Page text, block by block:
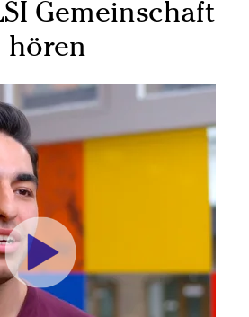
Gemeinschaft
hören